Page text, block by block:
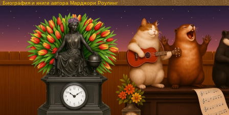
Биография и книги автора Марджори Роулинг